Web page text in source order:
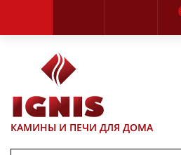
КАМИНЫ И ПЕЧИ ДЛЯ ДОМА